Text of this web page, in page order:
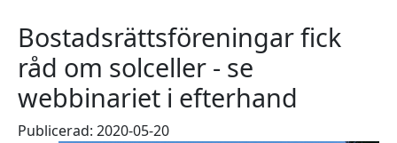
Bostadsrättsföreningar fick
råd om solceller - se
webbinariet i efterhand
Publicerad: 2020-05-20